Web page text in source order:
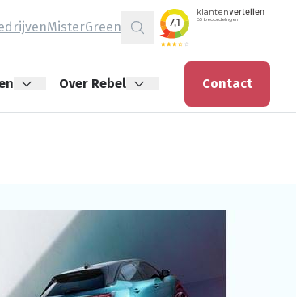
MisterGreen
Zoeken
Over Rebel Contact